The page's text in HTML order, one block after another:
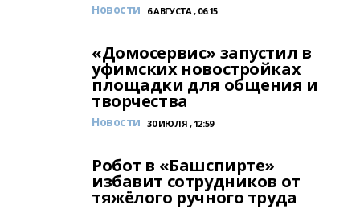
Новости 6 АВГУСТА , 06:15
«Домосервис» запустил в
уфимских новостройках
площадки для общения и
творчества
Новости 30 ИЮЛЯ , 12:59
Робот в «Башспирте»
избавит сотрудников от
тяжёлого ручного труда